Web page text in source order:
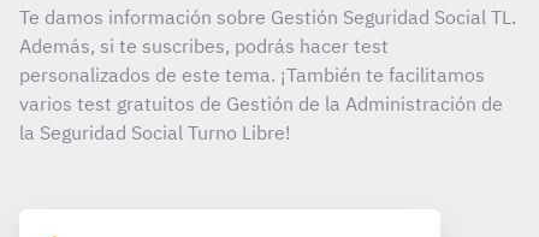
Te damos información sobre Gestión Seguridad Social TL.
Además, si te suscribes, podrás hacer test
personalizados de este tema. ¡También te facilitamos
varios test gratuitos de Gestión de la Administración de
la Seguridad Social Turno Libre!